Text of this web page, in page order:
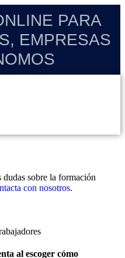
PARA
EMPRESAS
dudas sobre la formación
con nosotros.
al escoger cómo